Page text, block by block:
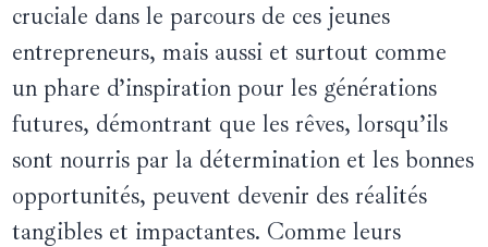
cruciale dans le parcours de ces jeunes
entrepreneurs, mais aussi et surtout comme
un phare d’inspiration pour les générations
futures, démontrant que les rêves, lorsqu’ils
sont nourris par la détermination et les bonnes
opportunités, peuvent devenir des réalités
tangibles et impactantes. Comme leurs